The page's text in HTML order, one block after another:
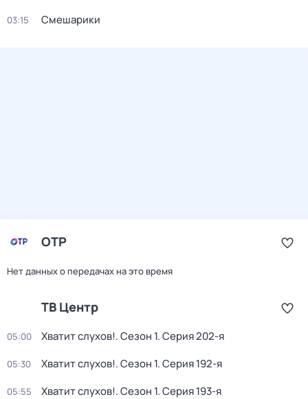
03:15 Смешарики
ОТР
Нет данных о передачах на это время
ТВ Центр
05:00 Хватит слухов!. Сезон 1. Серия 202-я
05:30 Хватит слухов!. Сезон 1. Серия 192-я
05:55 Хватит слухов!. Сезон 1. Серия 193-я